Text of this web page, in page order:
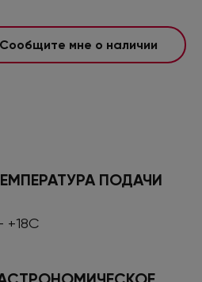
мне о наличии
ПОДАЧИ
+18С